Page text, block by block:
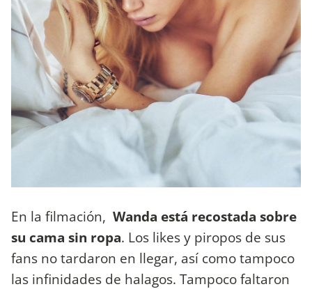
En la filmación, Wanda está recostada sobre
su cama sin ropa. Los likes y piropos de sus
fans no tardaron en llegar, así como tampoco
las infinidades de halagos. Tampoco faltaron